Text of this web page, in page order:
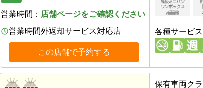
営業時間： 店舗ページをご確認ください
営業時間外返却サービス対応店
この店舗で予約する
各種サービス
保有車両ク